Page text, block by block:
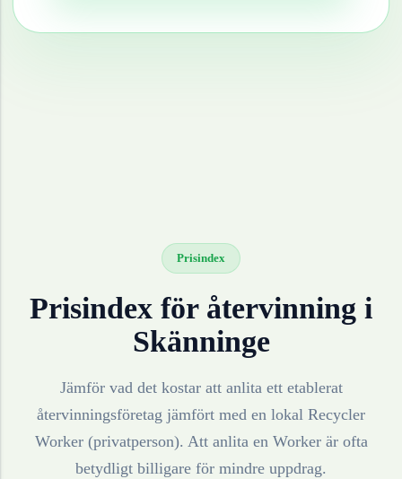
Prisindex
Prisindex för återvinning i
Skänninge
Jämför vad det kostar att anlita ett etablerat
återvinningsföretag jämfört med en lokal Recycler
Worker (privatperson). Att anlita en Worker är ofta
betydligt billigare för mindre uppdrag.